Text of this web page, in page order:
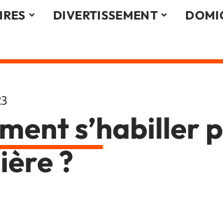
DIVERTISSEMENT
s’habiller
?